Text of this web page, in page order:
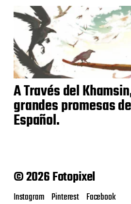
A Través del
grandes promesas
Español.
© 2026 Fotopixel
Instagram Pinterest Facebook